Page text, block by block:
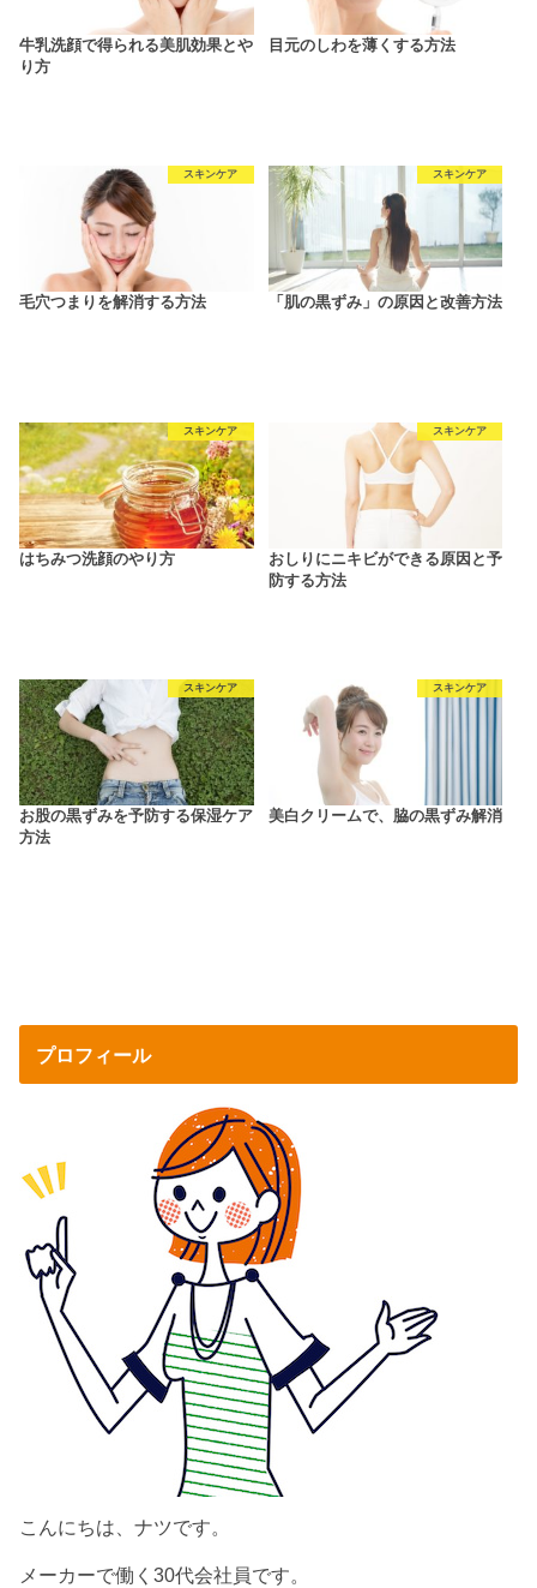
牛乳洗顔で得られる美肌効果とや
り方
目元のしわを薄くする方法
スキンケア
毛穴つまりを解消する方法
スキンケア
「肌の黒ずみ」の原因と改善方法
スキンケア
はちみつ洗顔のやり方
スキンケア
おしりにニキビができる原因と予
防する方法
スキンケア
お股の黒ずみを予防する保湿ケア
方法
スキンケア
美白クリームで、脇の黒ずみ解消
プロフィール
こんにちは、ナツです。
メーカーで働く30代会社員です。